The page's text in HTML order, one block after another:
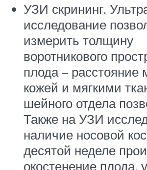
УЗИ скрининг.
исследование
измерить толщину
воротникового
плода – расстояние
кожей и мягкими
шейного отдела
Также на УЗИ
наличие носовой
десятой неделе
окостенение плода,